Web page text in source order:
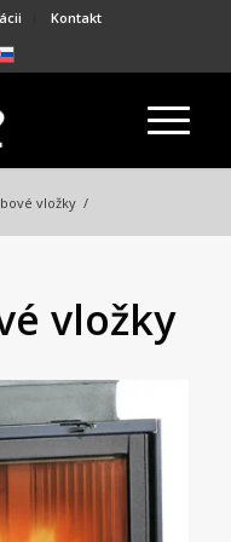
Kontakt
vložky /
vložky